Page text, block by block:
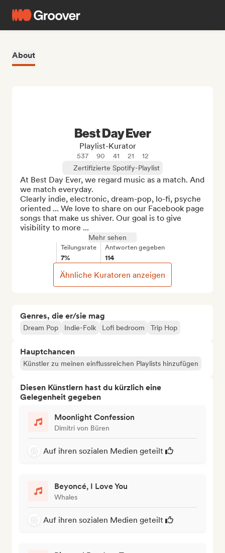
About
Genres, die er/sie mag
Dream Pop Indie-Folk Lofi bedroom Trip Hop
Hauptchancen
Künstler zu meinen einflussreichen Playlists hinzufügen
Diesen Künstlern hast du kürzlich eine
Gelegenheit gegeben
Moonlight Confession
Dimitri von Büren
Auf ihren sozialen Medien geteilt
Beyoncé, I Love You
Whales
Auf ihren sozialen Medien geteilt
Best Day Ever
Playlist-Kurator
537 90 41 21
12
Zertifizierte Spotify-Playlist
At Best Day Ever, we regard music as a match. And
we match everyday.
Clearly indie, electronic, dream-pop, lo-fi, psyche
oriented ... We love to share on our Facebook page
songs that make us shiver. Our goal is to give
visibility to more ...
Mehr sehen
Teilungsrate
7%
Antworten gegeben
114
Ähnliche Kuratoren anzeigen